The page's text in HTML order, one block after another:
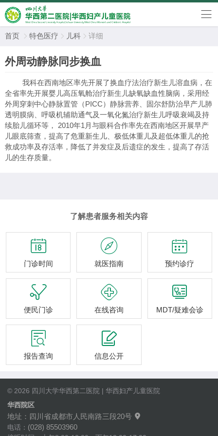
首页  特色医疗  儿科  详细
外周动静脉同步换血
我科在西南地区率先开展了换血疗法治疗新生儿溶血病，在
全省率先开展婴儿高压氧舱治疗新生儿缺氧缺血性脑病，采用经
外周穿刺中心静脉置管（PICC）静脉营养、固尔舒防治早产儿肺
透明膜病、呼吸机辅助通气及一氧化氮治疗新生儿呼吸衰竭及持
续胎儿循环等， 2010年1月与眼科合作率先在西南地区开展早产
儿眼底筛查，提高了危重新生儿、极低体重儿及超低体重儿的抢
救成功率及存活率，降低了并发症及后遗症的发生，提高了存活
儿的生存质量。
了解患者服务相关内容

门诊时间

就医指南

预约诊疗

便民门诊

在线咨询

MDT/疑难会诊

报告查询

信息公开
© 2026 四川大学华西第二医院 | 华西妇产儿童医院
华西院区
地址：四川省成都市人民南路三段20号 
电话： (028) 85503960